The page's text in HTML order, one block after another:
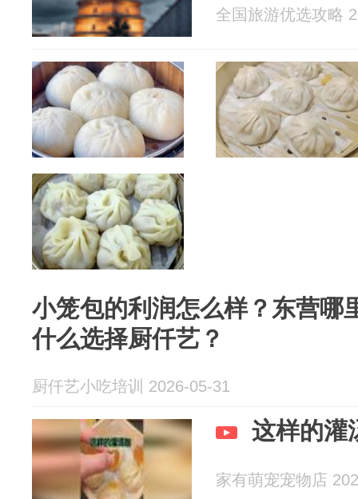
全国旅游优选攻略
小笼包的利润怎么样？东营哪
什么选择厨仟艺？
厨仟艺小吃培训 2026-05-31
这样的灌
家有萌宠宠物店